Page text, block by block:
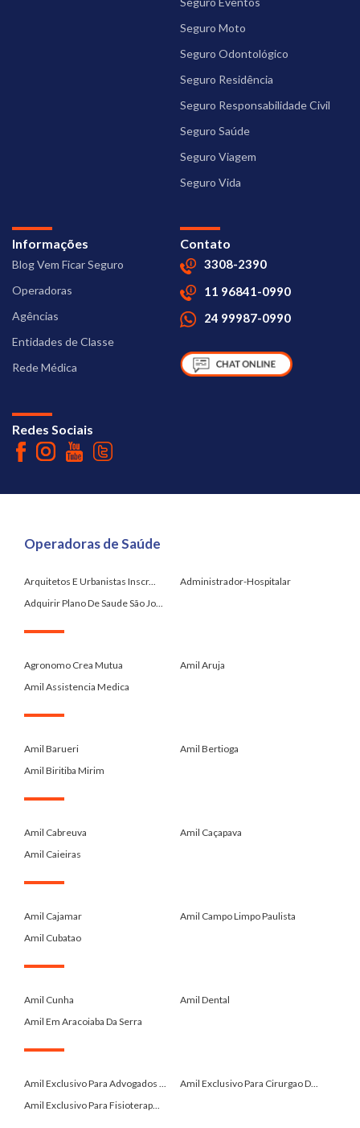
Seguro Moto
Seguro Odontológico
Seguro Residência
Seguro Responsabilidade Civil
Seguro Saúde
Seguro Viagem
Seguro Vida
Informações
Blog Vem Ficar Seguro
Operadoras
Agências
Entidades de Classe
Rede Médica
Contato
3308-2390
11 96841-0990
24 99987-0990
Redes Sociais
Operadoras de Saúde
Arquitetos E Urbanistas Inscr...
Administrador-Hospitalar
Adquirir Plano De Saude São Jo...
Agronomo Crea Mutua
Amil Aruja
Amil Assistencia Medica
Amil Barueri
Amil Bertioga
Amil Biritiba Mirim
Amil Cabreuva
Amil Caçapava
Amil Caieiras
Amil Cajamar
Amil Campo Limpo Paulista
Amil Cubatao
Amil Cunha
Amil Dental
Amil Em Aracoiaba Da Serra
Amil Exclusivo Para Advogados ...
Amil Exclusivo Para Cirurgao D...
Amil Exclusivo Para Fisioterap...